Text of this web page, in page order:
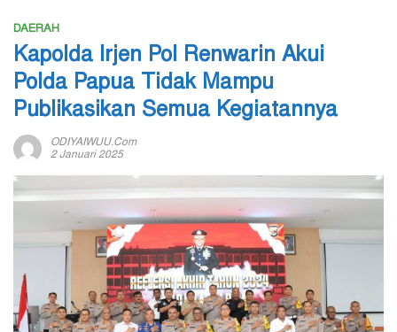
DAERAH
Kapolda Irjen Pol Renwarin Akui
Polda Papua Tidak Mampu
Publikasikan Semua Kegiatannya
ODIYAIWUU.com
2 Januari 2025